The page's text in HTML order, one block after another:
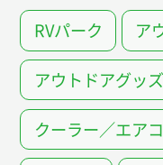
RVパーク ア
アウトドアグッズ
クーラー／エア